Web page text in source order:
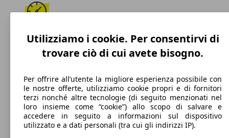
250 km/h
Velocità massima
Benzina
Carburante
Utilizziamo i cookie. Per consentirvi di
trovare ciò di cui avete bisogno.
Per offrire all’utente la migliore esperienza possibile con
le nostre offerte, utilizziamo cookie propri e di fornitori
terzi nonché altre tecnologie (di seguito menzionati nel
loro insieme come “cookie”) allo scopo di salvare e
accedere in seguito a informazioni sul dispositivo
utilizzato e a dati personali (tra cui gli indirizzi IP).